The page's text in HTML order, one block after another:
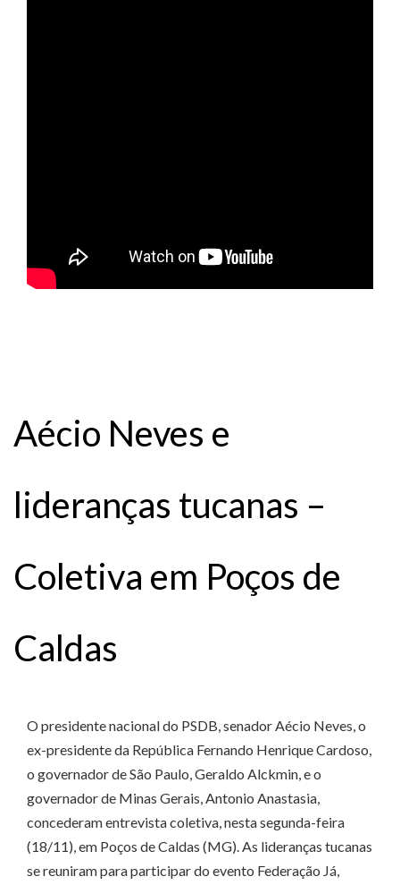
Aécio Neves e
lideranças tucanas –
Coletiva em Poços de
Caldas
O presidente nacional do PSDB, senador Aécio Neves, o
ex-presidente da República Fernando Henrique Cardoso,
o governador de São Paulo, Geraldo Alckmin, e o
governador de Minas Gerais, Antonio Anastasia,
concederam entrevista coletiva, nesta segunda-feira
(18/11), em Poços de Caldas (MG). As lideranças tucanas
se reuniram para participar do evento Federação Já,